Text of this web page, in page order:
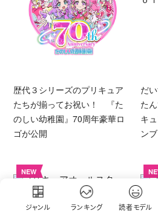
ジャンル ランキング 読者モデル
歴代３シリーズのプリキュア
たちが揃ってお祝い！ 『た
のしい幼稚園』70周年豪華ロ
ゴが公開
だ
た
キ
ン
NEW